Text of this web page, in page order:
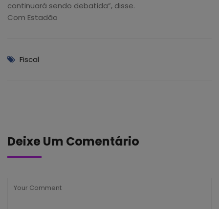
continuará sendo debatida”, disse.
Com Estadão
Fiscal
Deixe Um Comentário